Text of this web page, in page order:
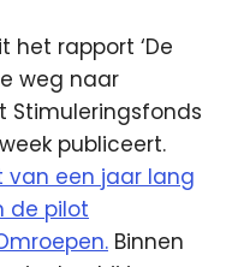
het rapport ‘De
weg naar
Stimuleringsfonds
publiceert.
van een jaar lang
de pilot
Binnen